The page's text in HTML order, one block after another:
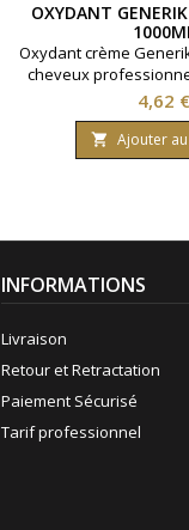
OXYDANT
Oxydant crème
cheveux
contenant 6% d'eau
avec une
protectrice reine des
alba ).Bouteille
Prix
4,62 €
 Ajouter
INFORMATIONS
Livraison
Retour et Retractation
Paiement Sécurisé
Tarif professionnel